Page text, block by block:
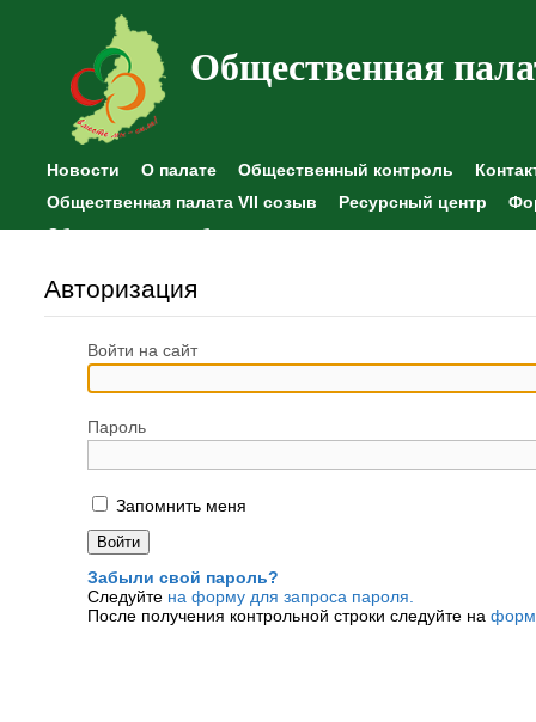
Общественная
Новости О палате Общественный контроль
Общественная палата VII созыв
Ресурсный центр
Общественные наблюдения
Авторизация
Войти на сайт
Пароль
Запомнить меня
Забыли свой пароль?
Следуйте на форму для запроса пароля.
После получения контрольной строки следуйте на